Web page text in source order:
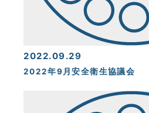
2022.09.29
2022年9月安全衛生協議会